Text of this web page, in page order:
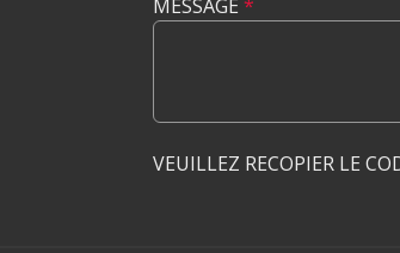
MESSAGE *
VEUILLEZ RECOPIER LE